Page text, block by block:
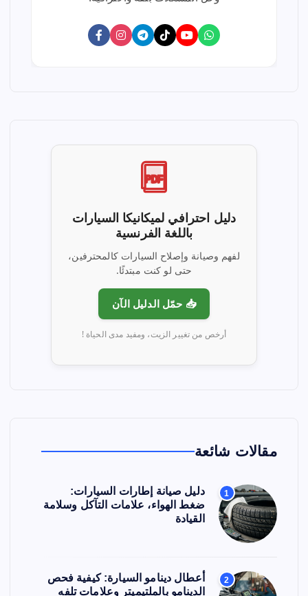
PDF
دليل احترافي لميكانيكا السيارات
باللغة الفرنسية
لفهم وصيانة وإصلاح السيارات كالمحترفين،
حتى لو كنت مبتدئًا.
📥 حمّل الدليل الآن
أرخص من تغيير الزيت، ومفيد مدى الحياة !
مقالات شائعة
1
دليل صيانة إطارات السيارات:
ضغط الهواء، علامات التآكل وسلامة
القيادة
2
أعطال دينامو السيارة: كيفية فحص
الدينامو بالملتيميتر وعلامات تلفه